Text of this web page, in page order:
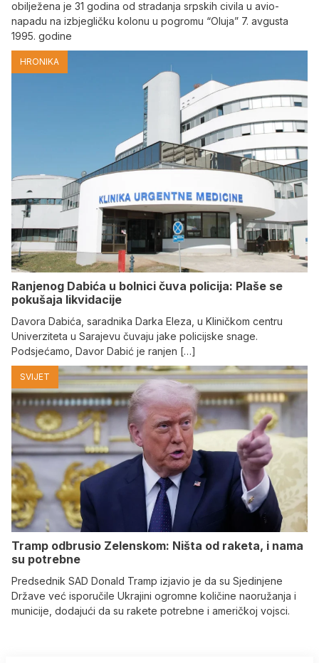
obilježena je 31 godina od stradanja srpskih civila u avio-
napadu na izbjegličku kolonu u pogromu “Oluja” 7. avgusta
1995. godine
HRONIKA
Ranjenog Dabića u bolnici čuva policija: Plaše se
pokušaja likvidacije
Davora Dabića, saradnika Darka Eleza, u Kliničkom centru
Univerziteta u Sarajevu čuvaju jake policijske snage.
Podsjećamo, Davor Dabić je ranjen […]
SVIJET
Tramp odbrusio Zelenskom: Ništa od raketa, i nama
su potrebne
Predsednik SAD Donald Tramp izjavio je da su Sjedinjene
Države već isporučile Ukrajini ogromne količine naoružanja i
municije, dodajući da su rakete potrebne i američkoj vojsci.